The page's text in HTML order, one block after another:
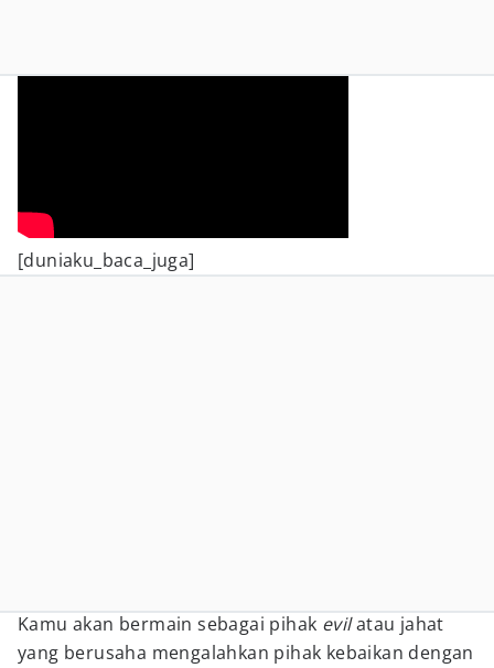
[duniaku_baca_juga]
Kamu akan bermain sebagai pihak evilatau jahat
yang berusaha mengalahkan pihak kebaikan dengan